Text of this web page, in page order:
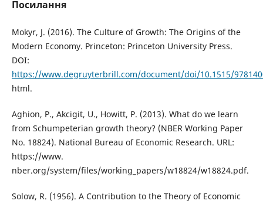
Посилання
Mokyr, J. (2016). The Culture of Growth: The Origins of the
Modern Economy. Princeton: Princeton University Press.
DOI:
https://www.degruyterbrill.com/document/doi/10.1515/
html.
Aghion, P., Akcigit, U., Howitt, P. (2013). What do we learn
from Schumpeterian growth theory? (NBER Working Paper
No. 18824). National Bureau of Economic Research. URL:
https://www.
nber.org/system/files/working_papers/w18824/w18824.pdf.
Solow, R. (1956). A Contribution to the Theory of Economic